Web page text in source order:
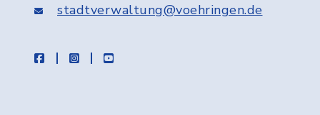
stadtverwaltung@voehringen.de
facebookinstagramyoutube